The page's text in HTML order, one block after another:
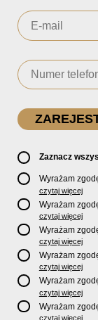
Zaznacz
Wyrażam
pocztą e-mail,
promocjach,
Store oraz
usługach
czytaj więcej
Wyrażam
produktów za
telefonicznych.
czytaj więcej
Wyrażam
pocztą e-mail,
produktach,
Łódź S.A.
czytaj więcej
Wyrażam
pośrednictwem
odSponsorów
czytaj więcej
Wyrażam
Ł.K.S. Łódź
o.o. informacji
nowościach,
czytaj więcej
Wyrażam
czytaj więcej